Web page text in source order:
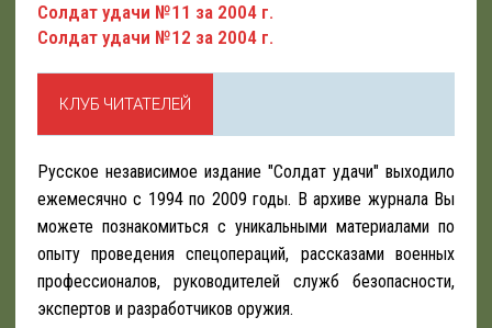
Солдат удачи №11 за 2004 г.
Солдат удачи №12 за 2004 г.
КЛУБ ЧИТАТЕЛЕЙ
Русское независимое издание "Солдат удачи" выходило
ежемесячно с 1994 по 2009 годы. В архиве журнала Вы
можете познакомиться с уникальными материалами по
опыту проведения спецопераций, рассказами военных
профессионалов, руководителей служб безопасности,
экспертов и разработчиков оружия.